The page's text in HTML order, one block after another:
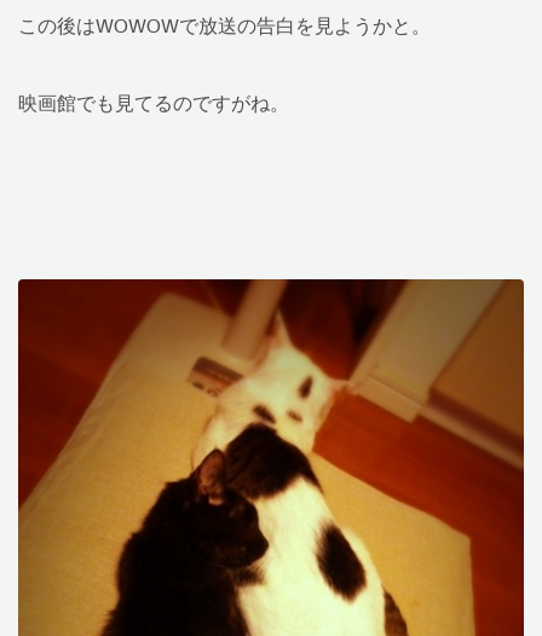
この後はWOWOWで放送の告白を見ようかと。
映画館でも見てるのですがね。